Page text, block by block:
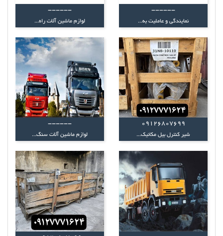
------
نمایندگی و عاملیت به...
------
لوازم ماشین آلات راه...
09126807699
شیر کنترل بیل مکانیک...
------
لوازم ماشین آلات سنگ...